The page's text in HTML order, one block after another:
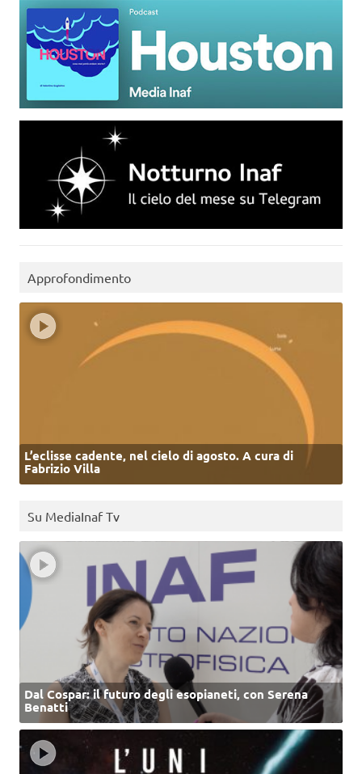
Approfondimento
L’eclisse cadente, nel cielo di agosto. A cura di
Fabrizio Villa
Su MediaInaf Tv
Dal Cospar: il futuro degli esopianeti, con Serena
Benatti